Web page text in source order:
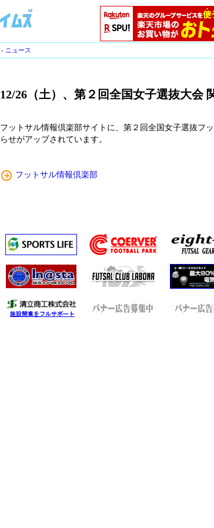
- ニュース
12/26（土）、第２回全国女子選抜大会
フットサル情報倶楽部サイトに、第２回全国女子選抜フ
らせがアップされています。
フットサル情報倶楽部